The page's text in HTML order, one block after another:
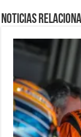
Noticias